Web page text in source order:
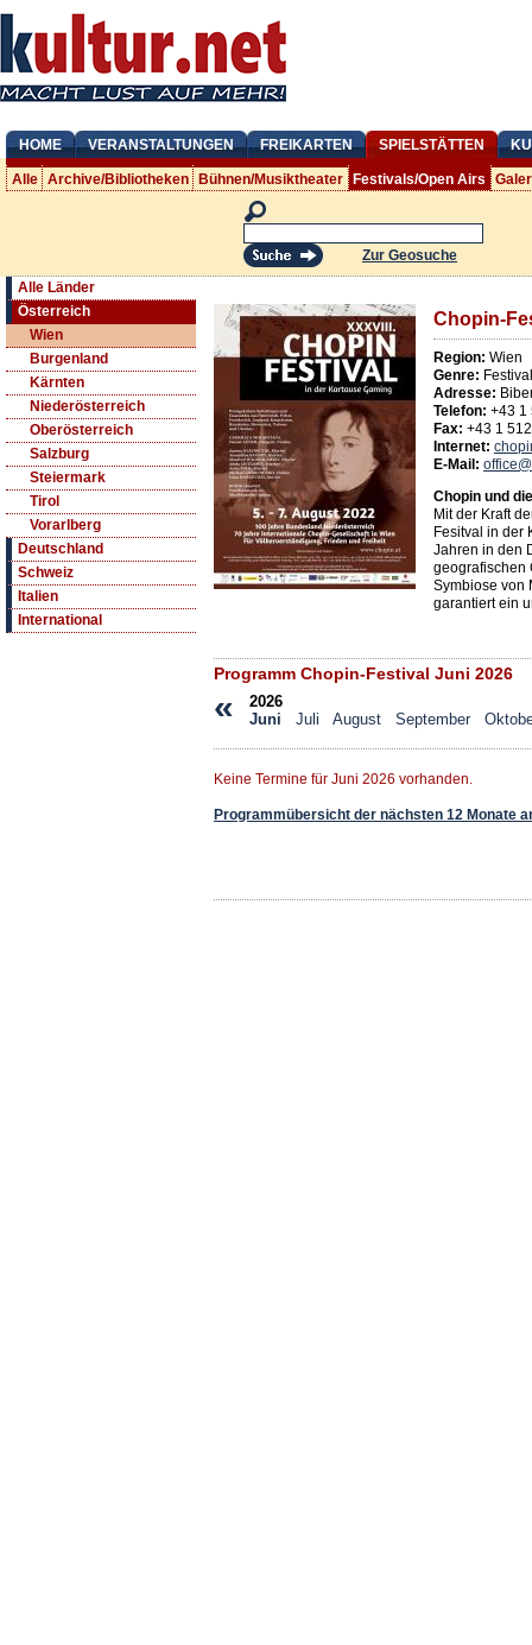
HOME VERANSTALTUNGEN FREIKARTEN SPIELSTÄTTEN
Alle Archive/Bibliotheken Bühnen/Musiktheater Festivals/Open Airs
Zur Geosuche
Alle Länder
Österreich
Wien
Burgenland
Kärnten
Niederösterreich
Oberösterreich
Salzburg
Steiermark
Tirol
Vorarlberg
Deutschland
Schweiz
Italien
International
Chopin-
Region: Wien
Genre:
Adresse:
Telefon: +43 1
Fax: +43 1
Internet:
E-Mail:
Chopin und
Mit der Kraft
Fesitval in der
Jahren in den
geografischen
Symbiose von
garantiert ein
Programm Chopin-Festival Juni 2026
«
2026
Juni
Juli August September
Keine Termine für Juni 2026 vorhanden.
Programmübersicht der nächsten 12 Monate